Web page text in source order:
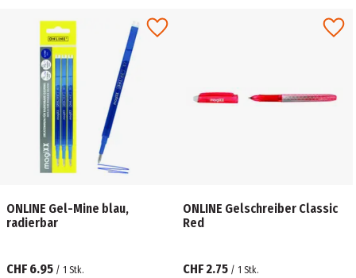
ONLINE Gel-Mine blau,
radierbar
CHF 6.95 / 1 Stk.
ONLINE Gelschreiber Classic
Red
CHF 2.75 / 1 Stk.